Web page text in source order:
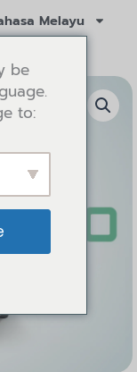
Melayu
be
to: